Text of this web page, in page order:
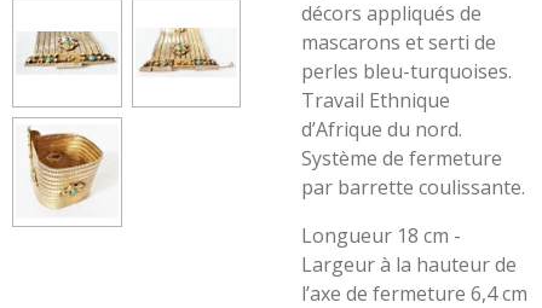
décors appliqués de
mascarons et serti de
perles bleu-turquoises.
Travail Ethnique
d’Afrique du nord.
Système de fermeture
par barrette coulissante.
Longueur 18 cm -
Largeur à la hauteur de
l’axe de fermeture 6,4 cm